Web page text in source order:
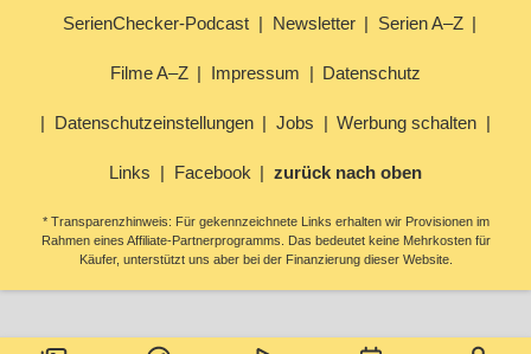
SerienChecker-Podcast Newsletter Serien A–Z
Filme A–Z Impressum Datenschutz
Datenschutzeinstellungen Jobs Werbung schalten
Links Facebook zurück nach oben
* Transparenzhinweis: Für gekennzeichnete Links erhalten wir Provisionen im
Rahmen eines Affiliate-Partnerprogramms. Das bedeutet keine Mehrkosten für
Käufer, unterstützt uns aber bei der Finanzierung dieser Website.